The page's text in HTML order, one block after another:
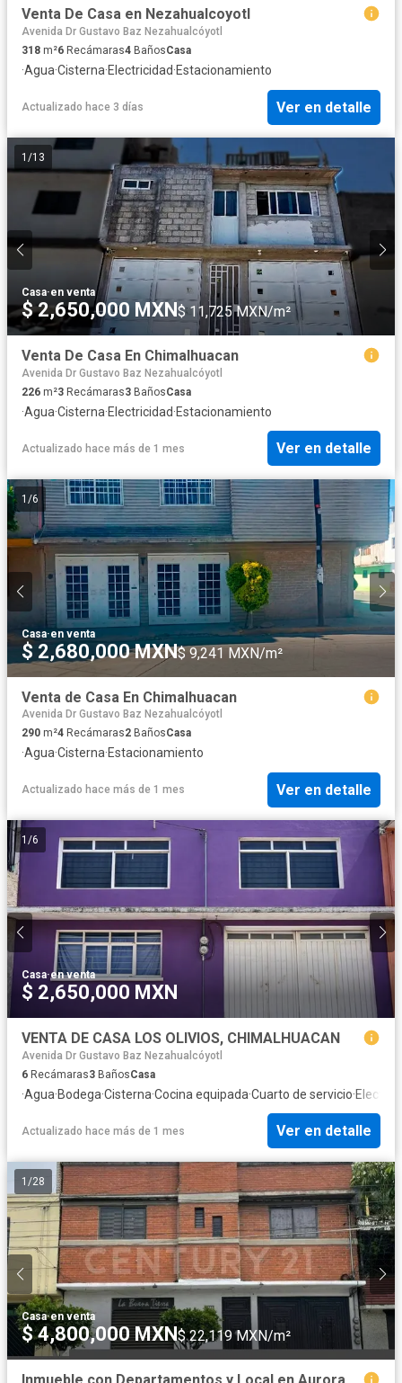
Venta De Casa en Nezahualcoyotl
Avenida Dr Gustavo Baz Nezahualcóyotl
318 m²6 Recámaras4 BañosCasa
·Agua·Cisterna·Electricidad·Estacionamiento
Actualizado hace 3 días Ver en detalle
1 /13
Casa·en venta
$ 2,650,000 MXN$ 11,725 MXN/m²
Venta De Casa En Chimalhuacan
Avenida Dr Gustavo Baz Nezahualcóyotl
226 m²3 Recámaras3 BañosCasa
·Agua·Cisterna·Electricidad·Estacionamiento
Actualizado hace más de 1 mes Ver en detalle
1 /6
Casa·en venta
$ 2,680,000 MXN$ 9,241 MXN/m²
Venta de Casa En Chimalhuacan
Avenida Dr Gustavo Baz Nezahualcóyotl
290 m²4 Recámaras2 BañosCasa
·Agua·Cisterna·Estacionamiento
Actualizado hace más de 1 mes Ver en detalle
1 /6
Casa·en venta
$ 2,650,000 MXN
VENTA DE CASA LOS OLIVIOS, CHIMALHUACAN
Avenida Dr Gustavo Baz Nezahualcóyotl
6 Recámaras3 BañosCasa
·Agua·Bodega·Cisterna·Cocina equipada·Cuarto de servicio·
Actualizado hace más de 1 mes Ver en detalle
1 /28
Casa·en venta
$ 4,800,000 MXN$ 22,119 MXN/m²